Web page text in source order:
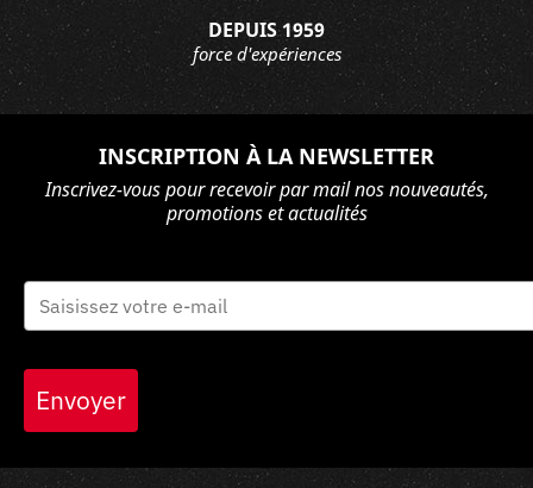
DEPUIS 1959
force d'expériences
INSCRIPTION À LA NEWSLETTER
Inscrivez-vous pour recevoir par mail nos nouveautés,
promotions et actualités
Envoyer